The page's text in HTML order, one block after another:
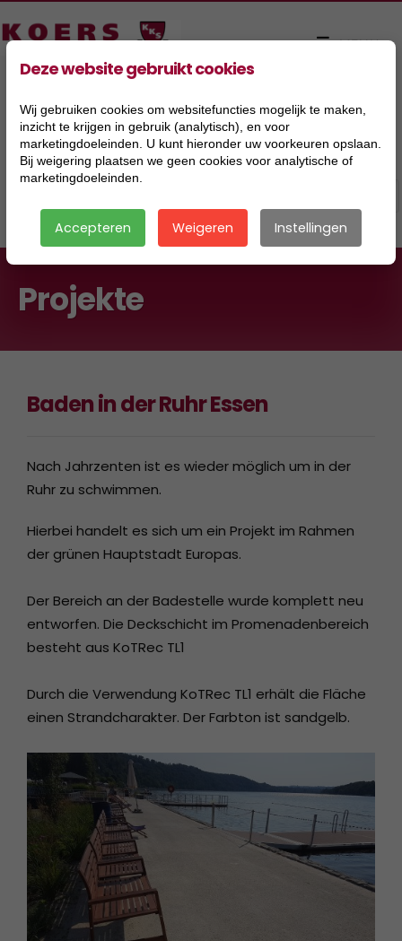
Projekte
Baden in der Ruhr Essen
Nach Jahrzenten ist es wieder möglich um in der
Ruhr zu schwimmen.
Hierbei handelt es sich um ein Projekt im Rahmen
der grünen Hauptstadt Europas.
Der Bereich an der Badestelle wurde komplett neu
entworfen. Die Deckschicht im Promenadenbereich
besteht aus KoTRec TL1
Durch die Verwendung KoTRec TL1 erhält die Fläche
einen Strandcharakter. Der Farbton ist sandgelb.
Deze website gebruikt cookies
Wij gebruiken cookies om websitefuncties mogelijk te maken,
inzicht te krijgen in gebruik (analytisch), en voor
marketingdoeleinden. U kunt hieronder uw voorkeuren opslaan.
Bij weigering plaatsen we geen cookies voor analytische of
marketingdoeleinden.
Accepteren Weigeren Instellingen